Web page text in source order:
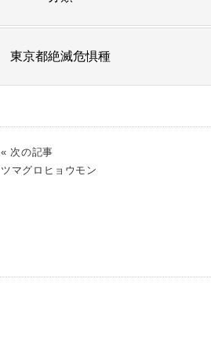
東京都絶滅危惧種
« 次の記事
ツマグロヒョウモン